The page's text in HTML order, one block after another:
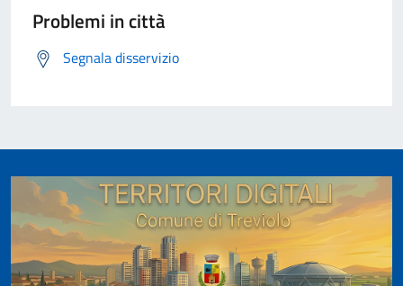
Problemi in città
Segnala disservizio